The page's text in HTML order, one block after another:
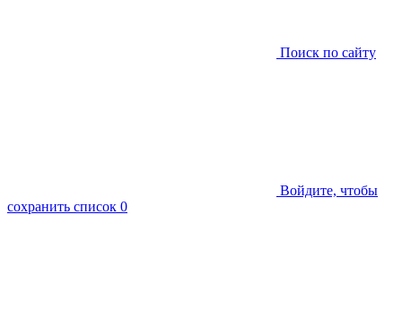
Поиск по сайту
Войдите, чтобы
сохранить список 0